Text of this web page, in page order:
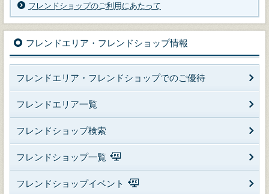
フレンドショップのご利用にあたって
フレンドエリア・フレンドショップ情報
フレンドエリア・フレンドショップでのご優待
フレンドエリア一覧
フレンドショップ検索
フレンドショップ一覧
フレンドショップイベント